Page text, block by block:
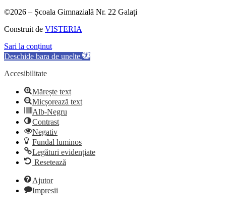
©2026 – Școala Gimnazială Nr. 22 Galați
Construit de VISTERIA
Sari la conținut
Deschide bara de unelte
Accesibilitate
Mărește text
Micșorează text
Alb-Negru
Contrast
Negativ
Fundal luminos
Legături evidențiate
Resetează
Ajutor
Impresii